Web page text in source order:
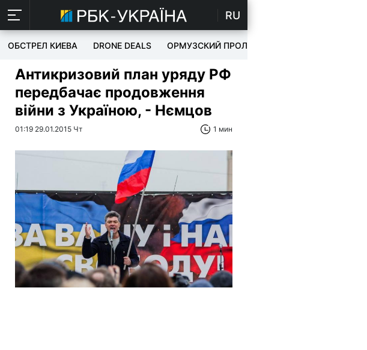
RU
ОБСТРЕЛ КИЕВА DRONE DEALS ОРМУЗСКИЙ ПРОЛИВ
Антикризовий план уряду РФ
передбачає продовження
війни з Україною, - Нємцов
01:19 29.01.2015 Чт 1 мин